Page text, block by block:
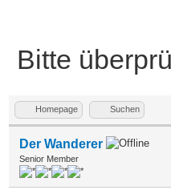
Bitte
Homepage Suchen
Der Wanderer
Senior Member